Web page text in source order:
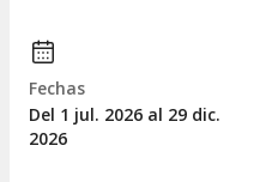
Fechas
Del 1 jul. 2026 al 29 dic.
2026